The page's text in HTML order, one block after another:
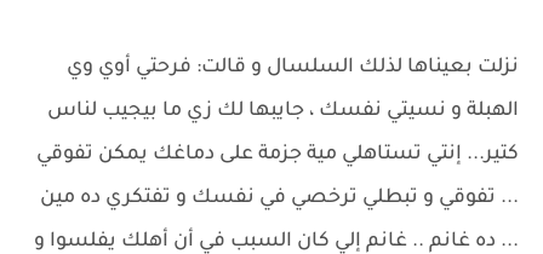
نزلت بعيناها لذلك السلسال و قالت: فرحتي أوي وي
الهبلة و نسيتي نفسك ، جايبها لك زي ما بيجيب لناس
كتير... إنتي تستاهلي مية جزمة على دماغك يمكن تفوقي
... تفوقي و تبطلي ترخصي في نفسك و تفتكري ده مين
... ده غانم .. غانم إلي كان السبب في أن أهلك يفلسوا و